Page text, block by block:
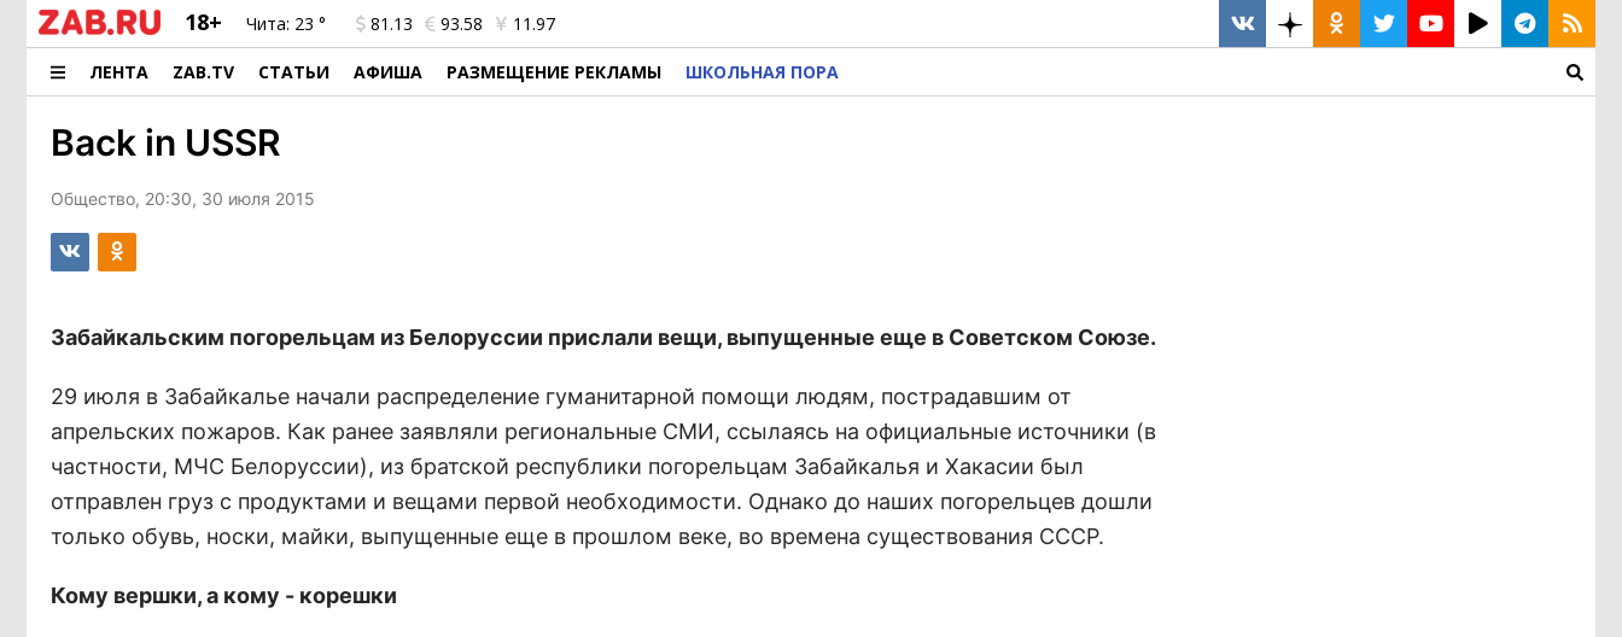
18+ Чита: 23 ° 81.13 93.58 11.97
ЛЕНТА ZAB.TV СТАТЬИ АФИША РАЗМЕЩЕНИЕ РЕКЛАМЫ ШКОЛЬНАЯ ПОРА
Back in USSR
Общество, 20:30, 30 июля 2015
Забайкальским погорельцам из Белоруссии прислали вещи, выпущенные еще в Советском Союзе.
29 июля в Забайкалье начали распределение гуманитарной помощи людям, пострадавшим от
апрельских пожаров. Как ранее заявляли региональные СМИ, ссылаясь на официальные источники (в
частности, МЧС Белоруссии), из братской республики погорельцам Забайкалья и Хакасии был
отправлен груз с продуктами и вещами первой необходимости. Однако до наших погорельцев дошли
только обувь, носки, майки, выпущенные еще в прошлом веке, во времена существования СССР.
Кому вершки, а кому - корешки